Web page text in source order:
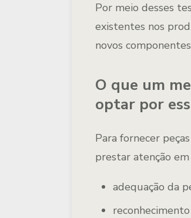
Por meio desses
existentes nos
novos
O que um
optar por
Para fornecer
prestar atenção
adequação da